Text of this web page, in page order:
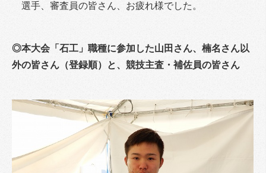
選手、審査員の皆さん、お疲れ様でした。
◎本大会「石工」職種に参加した山田さん、 楠名さん以
外の皆さん （登録順）と、競技主査・補佐員の皆さん